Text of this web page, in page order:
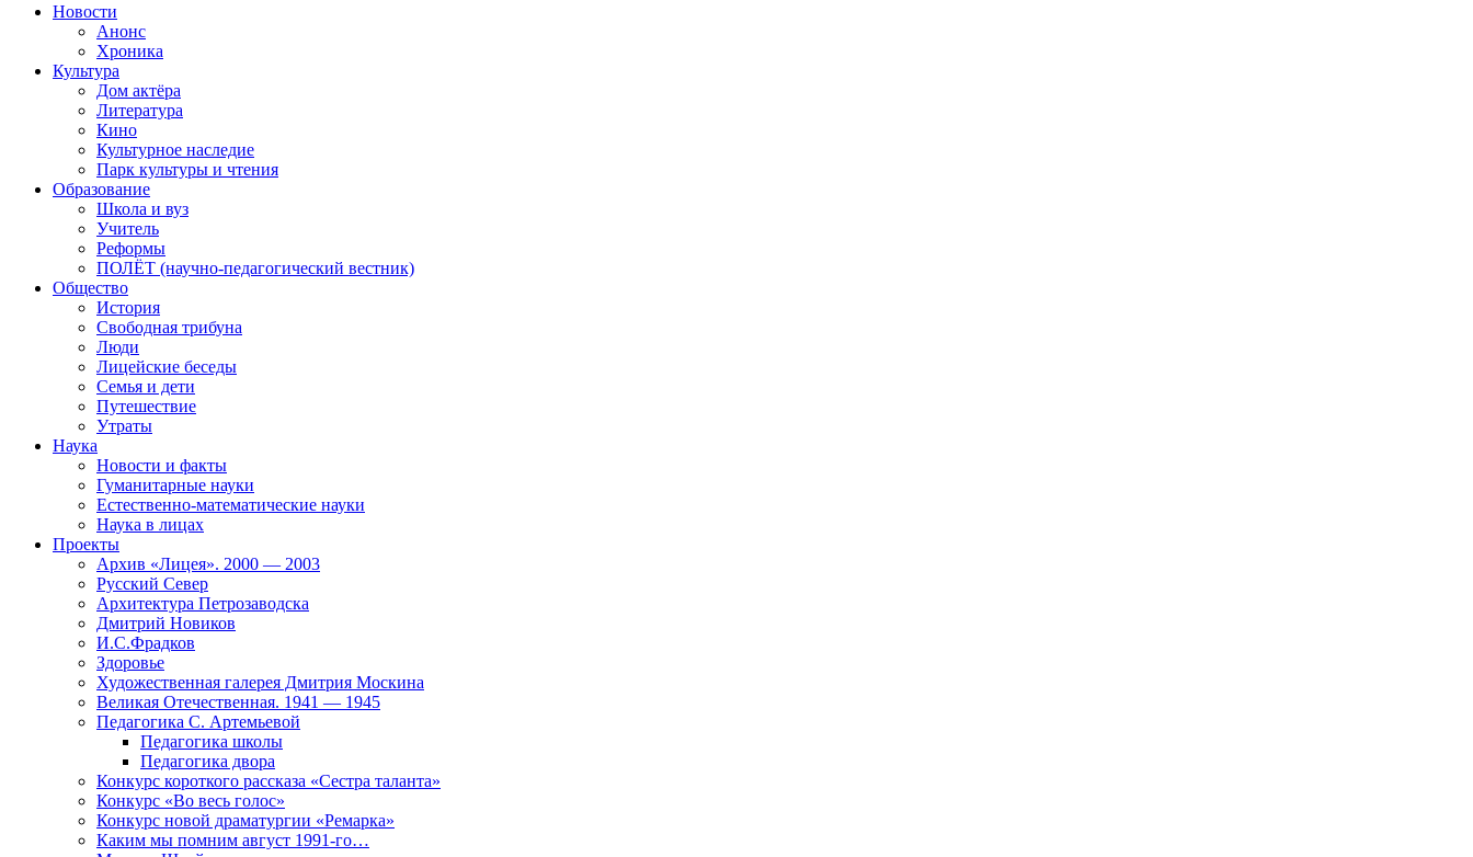
Новости
Анонс
Хроника
Культура
Дом актёра
Литература
Кино
Культурное наследие
Парк культуры и чтения
Образование
Школа и вуз
Учитель
Реформы
ПОЛЁТ (научно-педагогический вестник)
Общество
История
Свободная трибуна
Люди
Лицейские беседы
Семья и дети
Путешествие
Утраты
Наука
Новости и факты
Гуманитарные науки
Естественно-математические науки
Наука в лицах
Проекты
Архив «Лицея». 2000 — 2003
Русский Север
Архитектура Петрозаводска
Дмитрий Новиков
И.С.Фрадков
Здоровье
Художественная галерея Дмитрия Москина
Великая Отечественная. 1941 — 1945
Педагогика С. Артемьевой
Педагогика школы
Педагогика двора
Конкурс короткого рассказа «Сестра таланта»
Конкурс «Во весь голос»
Конкурс новой драматургии «Ремарка»
Каким мы помним август 1991-го…